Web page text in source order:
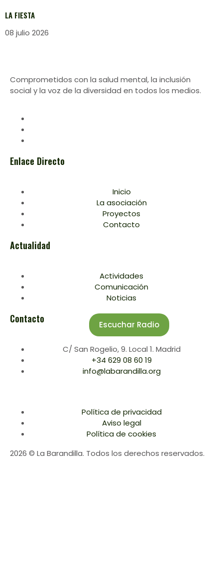
LA FIESTA
08 julio 2026
Comprometidos con la salud mental, la inclusión
social y la voz de la diversidad en todos los medios.
Enlace Directo
Inicio
La asociación
Proyectos
Contacto
Actualidad
Actividades
Comunicación
Noticias
Contacto
C/ San Rogelio, 9. Local 1. Madrid
+34 629 08 60 19
info@labarandilla.org
Escuchar Radio
2026 © La Barandilla. Todos los derechos reservados.
Política de privacidad
Aviso legal
Política de cookies